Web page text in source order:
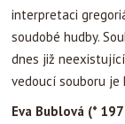
interpretaci
soudobé hudby.
dnes již
vedoucí souboru je
Eva Bublová (*